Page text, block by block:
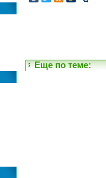
Еще по теме: